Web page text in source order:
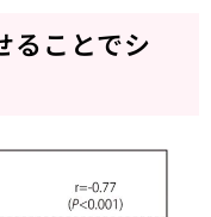
ることでシ